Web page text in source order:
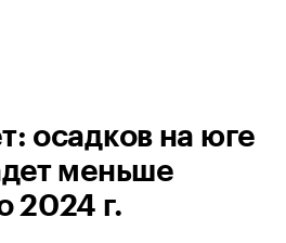
осадков на юге
меньше
2024 г.